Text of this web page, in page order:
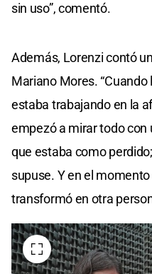
sin uso”, comentó.
Además, Lorenzi contó
Mariano Mores.
estaba trabajando en la
empezó a mirar todo con
que estaba como
supuse. Y en el
transformó en otra